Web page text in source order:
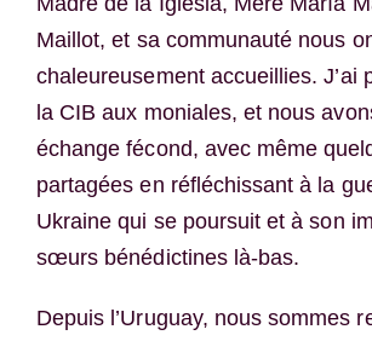
Maillot, et sa communauté nous
chaleureusement accueillies. J’ai
la CIB aux moniales, et nous
échange fécond, avec même
partagées en réfléchissant à la
Ukraine qui se poursuit et à son
sœurs bénédictines là-bas.
Depuis l’Uruguay, nous sommes